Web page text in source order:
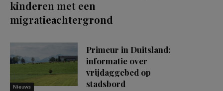
kinderen met een
migratieachtergrond
Nieuws
Primeur in Duitsland:
informatie over
vrijdaggebed op
stadsbord